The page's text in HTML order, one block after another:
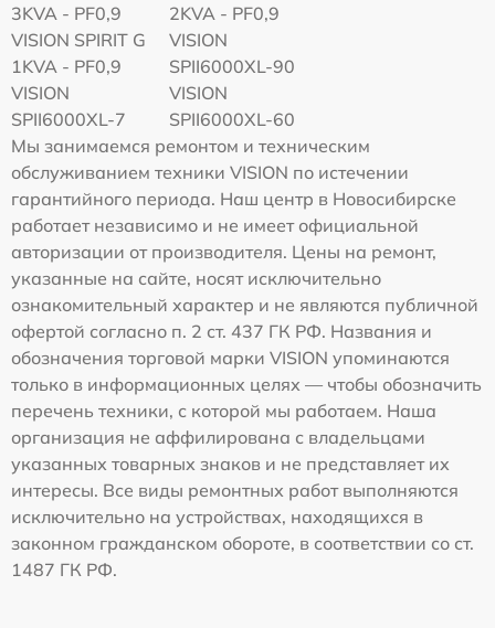
3KVA - PF0,9
2KVA - PF0,9
VISION SPIRIT G
1KVA - PF0,9
VISION
SPII6000XL-90
VISION
SPII6000XL-7
VISION
SPII6000XL-60
Мы занимаемся ремонтом и техническим
обслуживанием техники VISION по истечении
гарантийного периода. Наш центр в Новосибирске
работает независимо и не имеет официальной
авторизации от производителя. Цены на ремонт,
указанные на сайте, носят исключительно
ознакомительный характер и не являются публичной
офертой согласно п. 2 ст. 437 ГК РФ. Названия и
обозначения торговой марки VISION упоминаются
только в информационных целях — чтобы обозначить
перечень техники, с которой мы работаем. Наша
организация не аффилирована с владельцами
указанных товарных знаков и не представляет их
интересы. Все виды ремонтных работ выполняются
исключительно на устройствах, находящихся в
законном гражданском обороте, в соответствии со ст.
1487 ГК РФ.